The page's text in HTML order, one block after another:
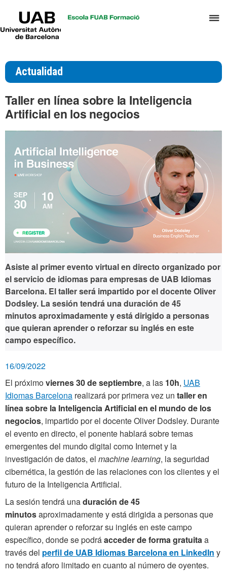
y
Universitat
Actualidad
Taller en línea sobre la Inteligencia
Artificial en los negocios
Asiste al primer evento virtual en directo organizado por
el servicio de idiomas para empresas de UAB Idiomas
Barcelona. El taller será impartido por el docente Oliver
Dodsley. La sesión tendrá una duración de 45
minutosaproximadamente y está dirigido a personas
que quieran aprender o reforzar su inglés en este
campo específico.
16/09/2022
El próximoviernes30 de septiembre, a las 10h, UAB
Idiomas Barcelona realizará por primera vez un taller en
línea sobre la Inteligencia Artificial en el mundo de los
negocios, impartido por el docente Oliver Dodsley. Durante
el evento en directo, el ponente hablará sobre temas
emergentes del mundo digital como Internet y la
investigación de datos, el machine learning, la seguridad
cibernética, la gestión de las relaciones con los clientes y el
futuro de la Inteligencia Artificial.
La sesión tendrá unaduración de 45
minutosaproximadamente y está dirigida a personas que
quieran aprender o reforzar su inglés en este campo
específico, donde se podráacceder de forma gratuitaa
través del perfil de UAB Idiomas Barcelona en LinkedIn y
no tendrá aforo limitado en cuanto al número de oyentes.